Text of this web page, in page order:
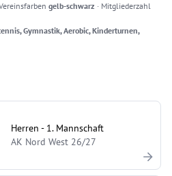
gelb-schwarz · Mitgliederzahl
Gymnastik, Aerobic, Kinderturnen,
Herren - 1. Mannschaft
AK Nord West 26/27